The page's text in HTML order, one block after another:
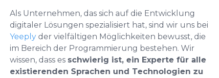
Als Unternehmen, das sich auf die Entwicklung
digitaler Lösungen spezialisiert hat, sind wir uns bei
Yeeply der vielfältigen Möglichkeiten bewusst, die
im Bereich der Programmierung bestehen. Wir
wissen, dass es schwierig ist, ein Experte für alle
existierenden Sprachen und Technologien zu